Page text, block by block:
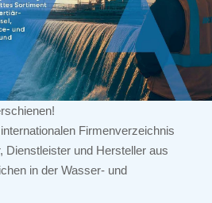
Firmenverzeichnis
Dienstleister und Hersteller aus
in der Wasser- und